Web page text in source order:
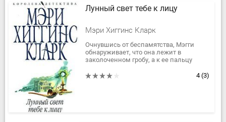
Лунный свет тебе к лицу
Мэри Хиггинс Кларк
Очнувшись от беспамятства, Мэгги
обнаруживает, что она лежит в
заколоченном гробу, а к ее пальцу
ленточка может означать только
4 (3)